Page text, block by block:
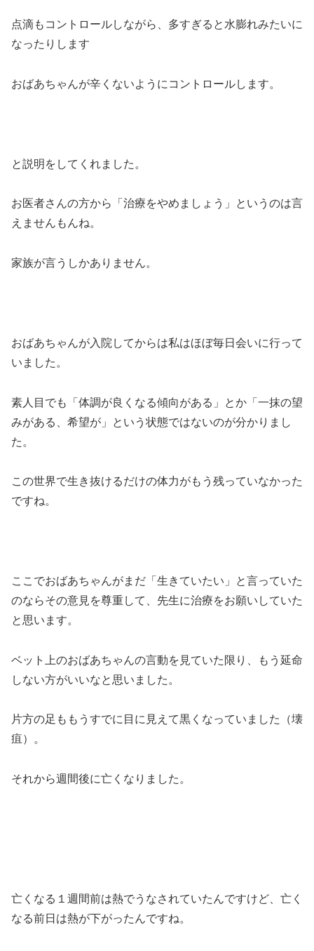
点滴もコントロールしながら、多すぎると水膨れみたいに
なったりします
おばあちゃんが辛くないようにコントロールします。
と説明をしてくれました。
お医者さんの方から「治療をやめましょう」というのは言
えませんもんね。
家族が言うしかありません。
おばあちゃんが入院してからは私はほぼ毎日会いに行って
いました。
素人目でも「体調が良くなる傾向がある」とか「一抹の望
みがある、希望が」という状態ではないのが分かりまし
た。
この世界で生き抜けるだけの体力がもう残っていなかった
ですね。
ここでおばあちゃんがまだ「生きていたい」と言っていた
のならその意見を尊重して、先生に治療をお願いしていた
と思います。
ベット上のおばあちゃんの言動を見ていた限り、もう延命
しない方がいいなと思いました。
片方の足ももうすでに目に見えて黒くなっていました（壊
疽）。
それから週間後に亡くなりました。
亡くなる１週間前は熱でうなされていたんですけど、亡く
なる前日は熱が下がったんですね。